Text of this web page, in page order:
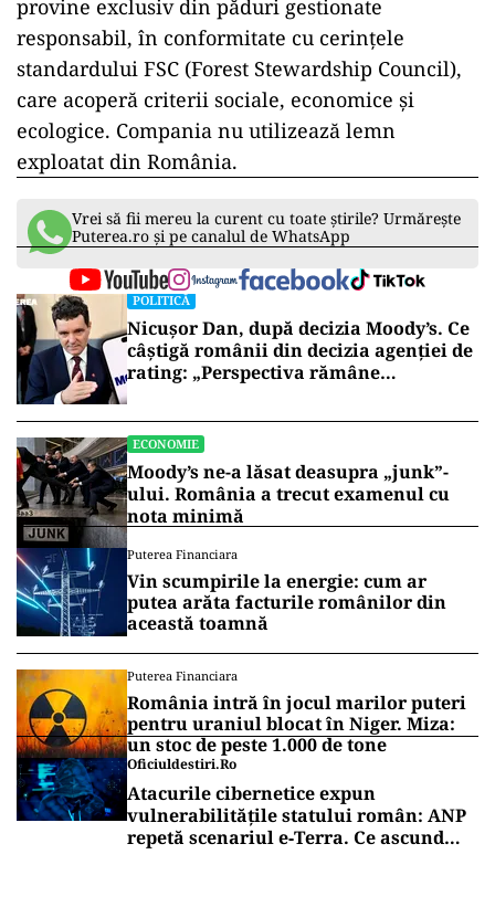
provine exclusiv din păduri gestionate
responsabil, în conformitate cu cerințele
standardului FSC (Forest Stewardship Council),
care acoperă criterii sociale, economice și
ecologice. Compania nu utilizează lemn
exploatat din România.
Vrei să fii mereu la curent cu toate știrile? Urmărește
Puterea.ro și pe canalul de WhatsApp
POLITICĂ
Nicușor Dan, după decizia Moody’s. Ce
câștigă românii din decizia agenției de
rating: „Perspectiva rămâne
ECONOMIE
Moody’s ne-a lăsat deasupra „junk”-
ului. România a trecut examenul cu
nota minimă
Puterea Financiara
Vin scumpirile la energie: cum ar
putea arăta facturile românilor din
această toamnă
Puterea Financiara
România intră în jocul marilor puteri
pentru uraniul blocat în Niger. Miza:
un stoc de peste 1.000 de tone
Oficiuldestiri.ro
Atacurile cibernetice expun
vulnerabilitățile statului român: ANP
repetă scenariul e‑Terra. Ce ascund